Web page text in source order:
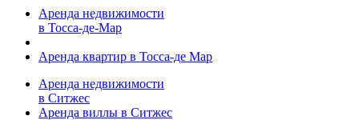
Аренда недвижимости
в Тосса-де-Мар
Аренда квартир в Тосса-де Мар
Аренда недвижимости
в Ситжес
Аренда виллы в Ситжес